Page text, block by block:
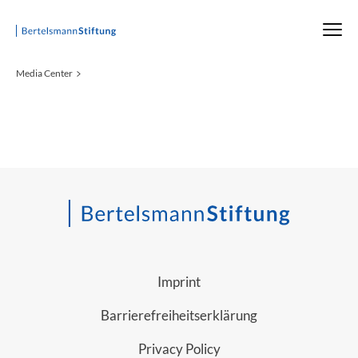
Startseite
Media Center
Imprint
Barrierefreiheitserklärung
Privacy Policy